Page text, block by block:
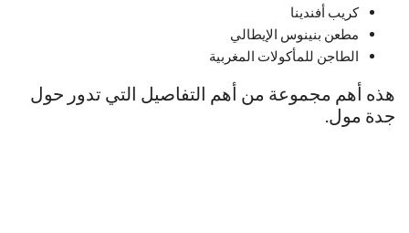
كريب أفندينا
مطعن بنينوس الإيطالي
الطاجن للمأكولات المغربية
هذه أهم مجموعة من أهم التفاصيل التي تدور حول
جدة مول.